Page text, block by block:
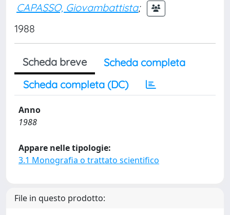
CAPASSO, Giovambattista;
1988
Scheda breve
Scheda completa
Scheda completa (DC)
Anno
1988
Appare nelle tipologie:
3.1 Monografia o trattato scientifico
File in questo prodotto: